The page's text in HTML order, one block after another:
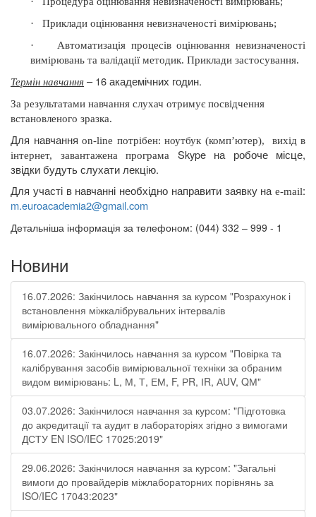
·
Приклади оцінювання невизначеності вимірювань;
·
Автоматизація процесів оцінювання невизначеності
вимірювань та валідації методик. Приклади застосування.
Термін навчання – 16 академічних годин.
За результатами навчання слухач отримує посвідчення
встановленого зразка.
Для навчання on-line потрібен: ноутбук (комп’ютер),
вихід в
інтернет, завантажена програма Skypeна робоче місце,
звідки будуть слухати лекцію.
Для участі в навчанні необхідно направити заявку на e-mail:
m.euroacademia2@gmail.com
Детальніша інформація за телефоном: (044) 332 – 999 - 1
Новини
16.07.2026: Закінчилось навчання за курсом "Розрахунок і
встановлення міжкалібрувальних інтервалів
вимірювального обладнання"
16.07.2026: Закінчилось навчання за курсом "Повірка та
калібрування засобів вимірювальної техніки за обраним
видом вимірювань: L, М, Т, ЕМ, F, РR, ІR, АUV, QМ"
03.07.2026: Закінчилося навчання за курсом: "Підготовка
до акредитації та аудит в лабораторіях згідно з вимогами
ДСТУ EN ISO/IEC 17025:2019"
29.06.2026: Закінчилося навчання за курсом: "Загальні
вимоги до провайдерів міжлабораторних порівнянь за
ISO/IEC 17043:2023"